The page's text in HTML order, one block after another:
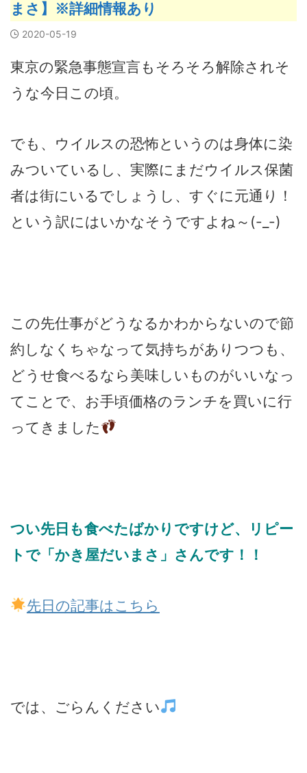
まさ】※詳細情報あり
2020-05-19
東京の緊急事態宣言もそろそろ解除されそ
うな今日この頃。
でも、ウイルスの恐怖というのは身体に染
みついているし、実際にまだウイルス保菌
者は街にいるでしょうし、すぐに元通り！
という訳にはいかなそうですよね～(-_-)
この先仕事がどうなるかわからないので節
約しなくちゃなって気持ちがありつつも、
どうせ食べるなら美味しいものがいいなっ
てことで、お手頃価格のランチを買いに行
ってきました
つい先日も食べたばかりですけど、リピー
トで「かき屋だいまさ」さんです！！
先日の記事はこちら
では、ごらんください